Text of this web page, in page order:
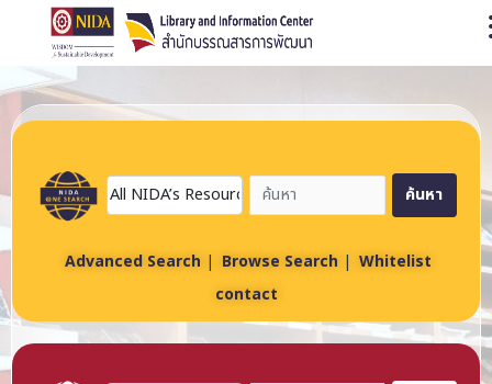
ค้นหา
Advanced Search | Browse Search | Whitelist
contact